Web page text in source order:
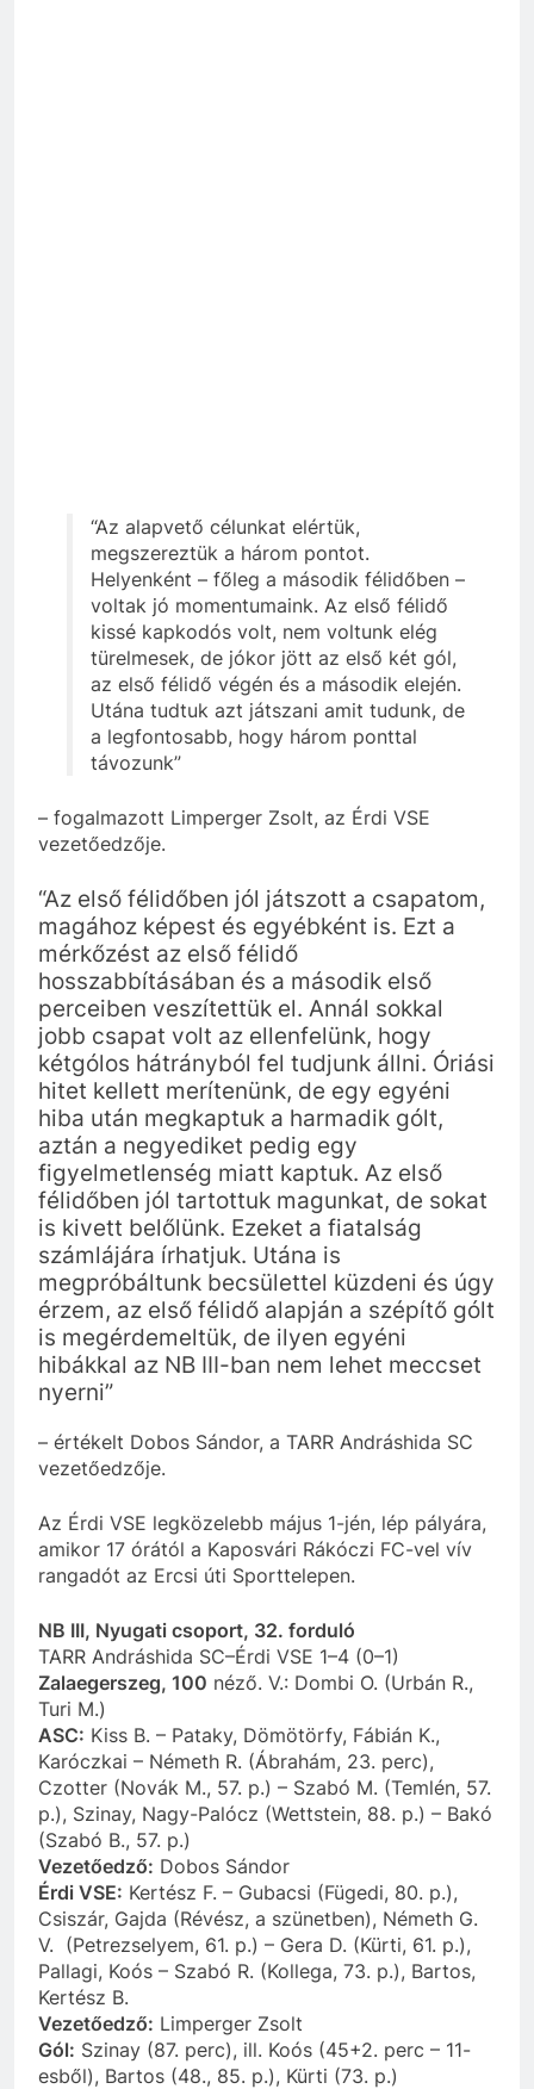
“Az alapvető célunkat elértük,
megszereztük a három pontot.
Helyenként – főleg a második félidőben –
voltak jó momentumaink. Az első félidő
kissé kapkodós volt, nem voltunk elég
türelmesek, de jókor jött az első két gól,
az első félidő végén és a második elején.
Utána tudtuk azt játszani amit tudunk, de
a legfontosabb, hogy három ponttal
távozunk”
– fogalmazott Limperger Zsolt, az Érdi VSE
vezetőedzője.
“Az első félidőben jól játszott a csapatom,
magához képest és egyébként is. Ezt a
mérkőzést az első félidő
hosszabbításában és a második első
perceiben veszítettük el. Annál sokkal
jobb csapat volt az ellenfelünk, hogy
kétgólos hátrányból fel tudjunk állni. Óriási
hitet kellett merítenünk, de egy egyéni
hiba után megkaptuk a harmadik gólt,
aztán a negyediket pedig egy
figyelmetlenség miatt kaptuk. Az első
félidőben jól tartottuk magunkat, de sokat
is kivett belőlünk. Ezeket a fiatalság
számlájára írhatjuk. Utána is
megpróbáltunk becsülettel küzdeni és úgy
érzem, az első félidő alapján a szépítő gólt
is megérdemeltük, de ilyen egyéni
hibákkal az NB III-ban nem lehet meccset
nyerni”
– értékelt Dobos Sándor, a TARR Andráshida SC
vezetőedzője.
Az Érdi VSE legközelebb május 1-jén, lép pályára,
amikor 17 órától a Kaposvári Rákóczi FC-vel vív
rangadót az Ercsi úti Sporttelepen.
NB III, Nyugati csoport, 32. forduló
TARR Andráshida SC–Érdi VSE 1–4 (0–1)
Zalaegerszeg, 100 néző. V.: Dombi O. (Urbán R.,
Turi M.)
ASC: Kiss B. – Pataky, Dömötörfy, Fábián K.,
Karóczkai – Németh R. (Ábrahám, 23. perc),
Czotter (Novák M., 57. p.) – Szabó M. (Temlén, 57.
p.), Szinay, Nagy-Palócz (Wettstein, 88. p.) – Bakó
(Szabó B., 57. p.)
Vezetőedző: Dobos Sándor
Érdi VSE: Kertész F. – Gubacsi (Fügedi, 80. p.),
Csiszár, Gajda (Révész, a szünetben), Németh G.
V. (Petrezselyem, 61. p.) – Gera D. (Kürti, 61. p.),
Pallagi, Koós – Szabó R. (Kollega, 73. p.), Bartos,
Kertész B.
Vezetőedző: Limperger Zsolt
Gól: Szinay (87. perc), ill. Koós (45+2. perc – 11-
esből), Bartos (48., 85. p.), Kürti (73. p.)